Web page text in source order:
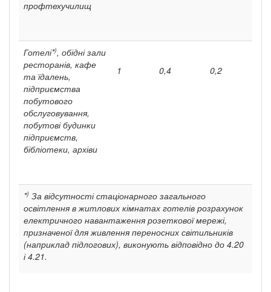
профтехучилищ
Готелі*), обідні зали
ресторанів, кафе
та їдалень,
підприємства
побутового
обслуговування,
побутові будинки
підприємств,
бібліотеки, архіви
1 0,4 0,2
*) За відсутності стаціонарного загального
освітлення в житлових кімнатах готелів розрахунок
електричного навантаження розеткової мережі,
призначеної для живлення переносних світильників
(наприклад підлогових), виконують відповідно до 4.20
і 4.21.